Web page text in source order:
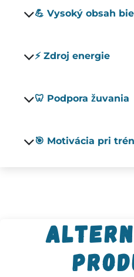
💪 Vysoký obsah
⚡ Zdroj energie
🦷 Podpora žuvania
🎯 Motivácia pri